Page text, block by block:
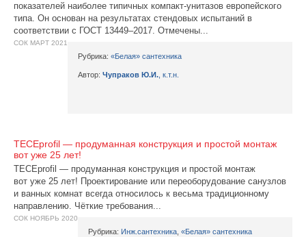
показателей наиболее типичных компакт-унитазов европейского
типа. Он основан на результатах стендовых испытаний в
соответствии с ГОСТ 13449–2017. Отмечены...
СОК МАРТ 2021
Рубрика: «Белая» сантехника
Автор: Чупраков Ю.И. , к.т.н.
TECEprofil — продуманная конструкция и простой монтаж
вот уже 25 лет!
TECEprofil — продуманная конструкция и простой монтаж
вот уже 25 лет! Проектирование или переоборудование санузлов
и ванных комнат всегда относилось к весьма традиционному
направлению. Чёткие требования...
СОК НОЯБРЬ 2020
Рубрика: Инж.сантехника «Белая» сантехника